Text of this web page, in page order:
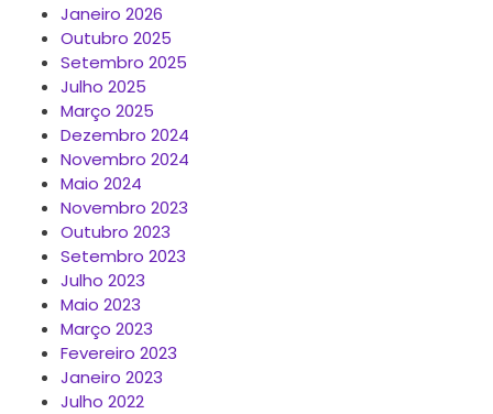
Janeiro 2026
Outubro 2025
Setembro 2025
Julho 2025
Março 2025
Dezembro 2024
Novembro 2024
Maio 2024
Novembro 2023
Outubro 2023
Setembro 2023
Julho 2023
Maio 2023
Março 2023
Fevereiro 2023
Janeiro 2023
Julho 2022